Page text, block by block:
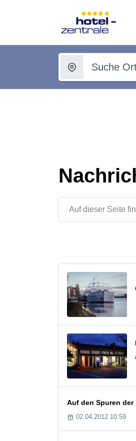
Auf dieser Seite
Auf den Spuren
02.04.2012 10:59